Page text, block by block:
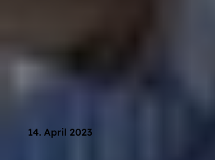
14. April 2023